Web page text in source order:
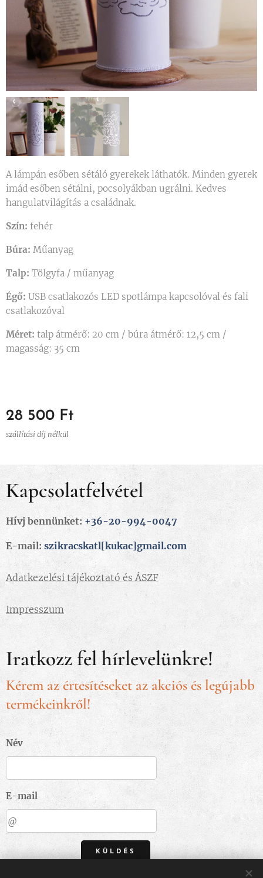
A lámpán esőben sétáló gyerekek láthatók. Minden gyerek
imád esőben sétálni, pocsolyákban ugrálni. Kedves
hangulatvilágítás a családnak.
Szín: fehér
Búra: Műanyag
Talp: Tölgyfa / műanyag
Égő: USB csatlakozós LED spotlámpa kapcsolóval és fali
csatlakozóval
Méret: talp átmérő: 20 cm / búra átmérő: 12,5 cm /
magasság: 35 cm
28 500 Ft
szállítási díj nélkül
Kapcsolatfelvétel
Hívj bennünket: +36-20-994-0047
E-mail: szikracskatl[kukac]gmail.com
Adatkezelési tájékoztató és ÁSZF
Impresszum
Iratkozz fel hírlevelünkre!
Kérem az értesítéseket az akciós és legújabb
termékeinkről!
Név
E-mail
KÜLDÉS